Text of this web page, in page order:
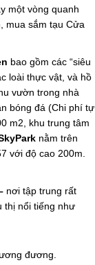
một vòng quanh
mua sắm tạu Cửa
bao gồm các “siêu
loài thực vật, và hồ
vườn trong nhà
bóng đá (Chi phí tự
m2, khu trung tâm
nằm trên
với độ cao 200m.
nơi tập trung rất
thị nổi tiếng như
đương.